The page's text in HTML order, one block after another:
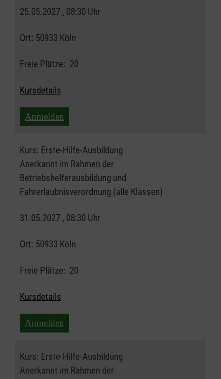
25.05.2027 , 08:30 Uhr
Ort: 50933 Köln
Freie Plätze: 20
Kursdetails
Anmelden
Kurs: Erste-Hilfe-Ausbildung
Anerkannt im Rahmen der
Betriebshelferausbildung und
Fahrerlaubnisverordnung (alle Klassen)
31.05.2027 , 08:30 Uhr
Ort: 50933 Köln
Freie Plätze: 20
Kursdetails
Anmelden
Kurs: Erste-Hilfe-Ausbildung
Anerkannt im Rahmen der